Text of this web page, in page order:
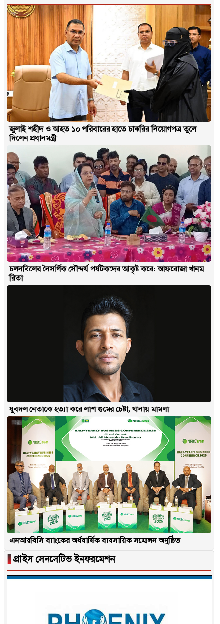
জুলাই শহীদ ও আহত ১০ পরিবারের হাতে চাকরির নিয়োগপত্র তুলে
দিলেন প্রধানমন্ত্রী
চলনবিলের নৈসর্গিক সৌন্দর্য পর্যটকদের আকৃষ্ট করে: আফরোজা খানম
রিতা
যুবদল নেতাকে হত্যা করে লাশ গুমের চেষ্টা, থানায় মামলা
এনআরবিসি ব্যাংকের অর্ধবার্ষিক ব্যবসায়িক সম্মেলন অনুষ্ঠিত
▐ প্রাইস সেনসেটিভ ইনফরমেশন